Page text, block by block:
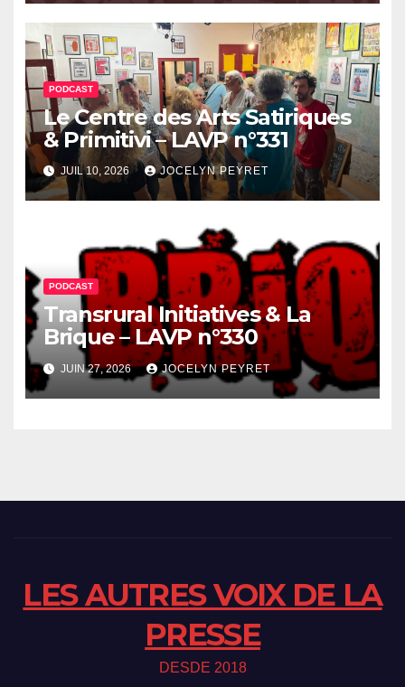
PODCAST
Le Centre des Arts Satiriques
& Primitivi – LAVP n°331
JUIL 10, 2026 JOCELYN PEYRET
PODCAST
Transrural Initiatives & La
Brique – LAVP n°330
JUIN 27, 2026 JOCELYN PEYRET
LES AUTRES VOIX DE LA
PRESSE
DESDE 2018